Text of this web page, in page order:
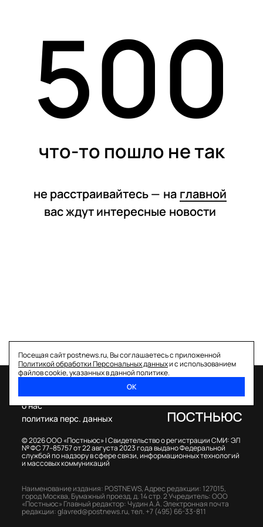
статьи
500
что-то пошло не так
не расстраивайтесь — на главной
вас ждут интересные новости
Посещая сайт postnews.ru, Вы соглашаетесь с приложенной
Политикой обработки Персональных данныхи с использованием
файлов cookie, указанных в данной политике.
ОК
© 2026 ООО «Постньюс» |Свидетельство о регистрации СМИ: ЭЛ
№ ФС 77–85757 от 22 августа 2023 года выдано Федеральной
службой по надзору в сфере связи, информационных технологий
и массовых коммуникаций
о нас
политика перс. данных
Наименование издания: POSTNEWS,Адрес редакции: 127015,
город Москва, Бумажный проезд, д. 14 стр. 2Учредитель: ООО
«Постньюс» Главный редактор: Чудин А.А.Электронная почта
редакции:glavred@postnews.ru,тел. +7 (495) 66-33-811